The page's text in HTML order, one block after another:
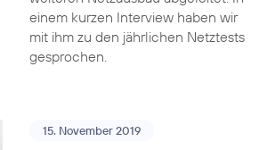
einem kurzen Interview haben wir
mit ihm zu den jährlichen Netztests
gesprochen.
15. November 2019